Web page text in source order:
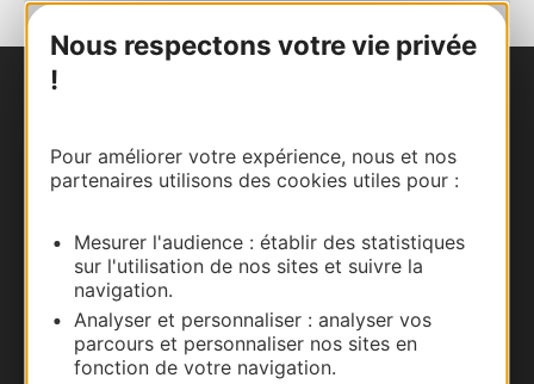
Nous respectons votre vie privée
!
Pour améliorer votre expérience, nous et nos
partenaires utilisons des cookies utiles pour :
Mesurer l'audience : établir des statistiques
sur l'utilisation de nos sites et suivre la
navigation.
Analyser et personnaliser : analyser vos
parcours et personnaliser nos sites en
fonction de votre navigation.
Carte interactive